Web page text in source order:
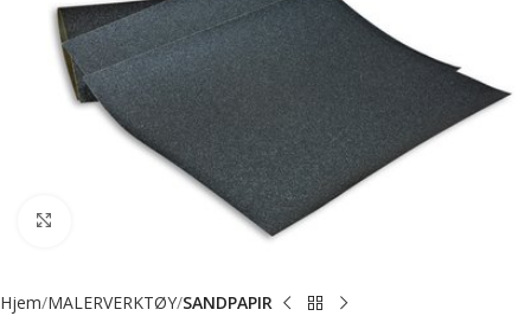
Hjem MALERVERKTØY SANDPAPIR